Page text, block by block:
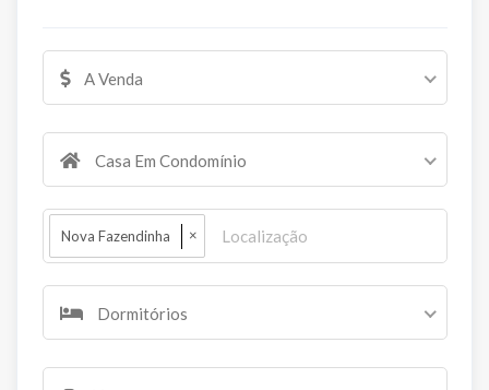
A Venda
Casa Em Condomínio
Nova Fazendinha ×
Dormitórios